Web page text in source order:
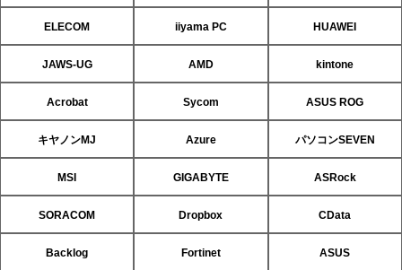
ELECOM iiyama PC HUAWEI
JAWS-UG AMD kintone
Acrobat Sycom ASUS ROG
キヤノンMJ Azure パソコンSEVEN
MSI GIGABYTE ASRock
SORACOM Dropbox CData
Backlog Fortinet ASUS